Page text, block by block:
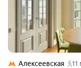
Алексеевская
11